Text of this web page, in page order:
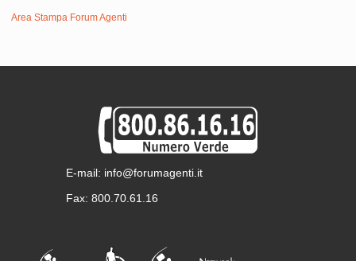
Area Stampa Forum Agenti
E-mail: info@forumagenti.it
Fax: 800.70.61.16